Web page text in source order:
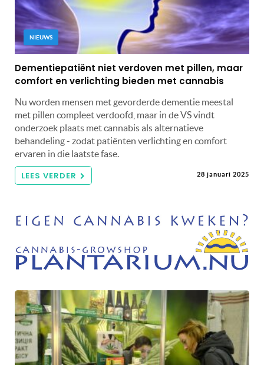
NIEUWS
Dementiepatiënt niet verdoven met pillen, maar
comfort en verlichting bieden met cannabis
Nu worden mensen met gevorderde dementie meestal
met pillen compleet verdoofd, maar in de VS vindt
onderzoek plaats met cannabis als alternatieve
behandeling - zodat patiënten verlichting en comfort
ervaren in die laatste fase.
LEES VERDER 28 januari 2025